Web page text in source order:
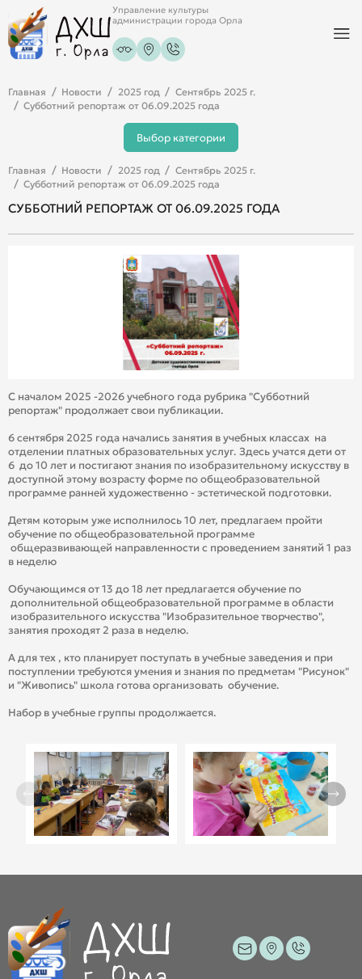
Управление культуры
администрации города Орла
Главная Новости 2025 год
Сентябрь 2025 г.
Субботний репортаж от 06.09.2025 года
Выбор категории
Главная Новости 2025 год
Сентябрь 2025 г.
Субботний репортаж от 06.09.2025 года
СУББОТНИЙ РЕПОРТАЖ ОТ 06.09.2025 ГОДА
С началом 2025 -2026 учебного года рубрика "Субботний
репортаж" продолжает свои публикации.
6 сентября 2025 года начались занятия в учебных классах на
отделении платных образовательных услуг. Здесь учатся дети от
6 до 10 лет и постигают знания по изобразительному искусству в
доступной этому возрасту форме по общеобразовательной
программе ранней художественно - эстетической подготовки.
Детям которым уже исполнилось 10 лет, предлагаем пройти
обучение по общеобразовательной программе
общеразвивающей направленности с проведением занятий 1 раз
в неделю
Обучающимся от 13 до 18 лет предлагается обучение по
дополнительной общеобразовательной программе в области
изобразительного искусства "Изобразительное творчество",
занятия проходят 2 раза в неделю.
А для тех , кто планирует поступать в учебные заведения и при
поступлении требуются умения и знания по предметам "Рисунок"
и "Живопись" школа готова организовать обучение.
Набор в учебные группы продолжается.